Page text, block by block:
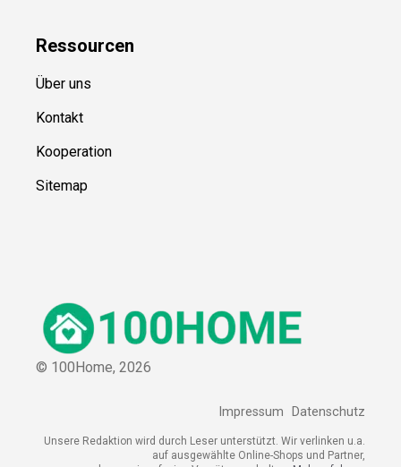
Ressourcen
Über uns
Kontakt
Kooperation
Sitemap
© 100Home, 2026
Impressum Datenschutz
Unsere Redaktion wird durch Leser unterstützt. Wir verlinken u.a.
auf ausgewählte Online-Shops und Partner,